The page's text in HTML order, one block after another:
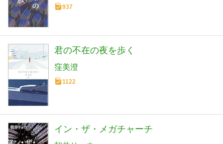
937
君の不在の夜を歩く
窪美澄
1122
イン・ザ・メガチャーチ